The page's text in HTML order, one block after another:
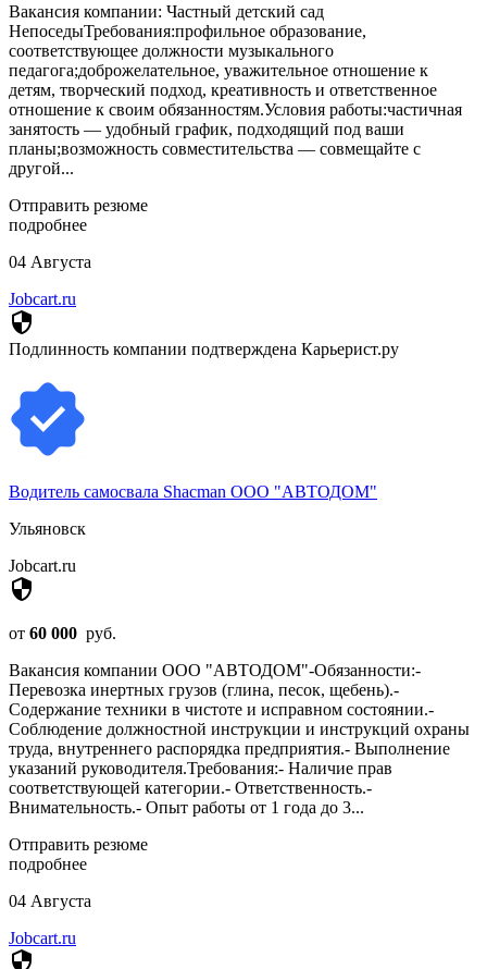
Вакансия компании: Частный детский сад
НепоседыТребования:профильное образование,
соответствующее должности музыкального
педагога;доброжелательное, уважительное отношение к
детям, творческий подход, креативность и ответственное
отношение к своим обязанностям.Условия работы:частичная
занятость — удобный график, подходящий под ваши
планы;возможность совместительства — совмещайте с
другой...
Отправить резюме
подробнее
04 Августа
Jobcart.ru
security
Подлинность компании подтверждена Карьерист.ру
Водитель самосвала Shacman ООО "АВТОДОМ"
Ульяновск
Jobcart.ru
security
от 60 000 руб.
Вакансия компании ООО "АВТОДОМ"-Обязанности:-
Перевозка инертных грузов (глина, песок, щебень).-
Содержание техники в чистоте и исправном состоянии.-
Соблюдение должностной инструкции и инструкций охраны
труда, внутреннего распорядка предприятия.- Выполнение
указаний руководителя.Требования:- Наличие прав
соответствующей категории.- Ответственность.-
Внимательность.- Опыт работы от 1 года до 3...
Отправить резюме
подробнее
04 Августа
Jobcart.ru
security